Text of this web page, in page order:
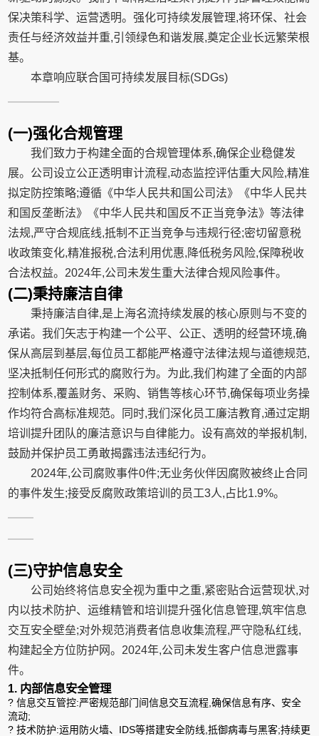
保决策科学、运营透明。强化可持续发展管理,将环保、社会
责任与经济效益并重,引领绿色和谐发展,奠定企业长远繁荣根
基。
本章响应联合国可持续发展目标(SDGs)
(一)强化合规管理
我们致力于构建全面的合规管理体系,确保企业稳健发
展。公司设立公正透明审计流程,动态监控评估重大风险,精准
拟定防控策略;遵循《中华人民共和国公司法》《中华人民共
和国反垄断法》《中华人民共和国反不正当竞争法》等法律
法规,严守合规底线,抵制不正当竞争与违规行径;密切留意税
收政策变化,精准报税,合法利用优惠,降低税务风险,保障税收
合法权益。2024年,公司未发生重大法律合规风险事件。
(二)秉持廉洁自律
秉持廉洁自律,是上海名流持续发展的核心原则与不变的
承诺。我们矢志于构建一个公平、公正、透明的经营环境,确
保从高层到基层,每位员工都能严格遵守法律法规与道德规范,
坚决抵制任何形式的腐败行为。为此,我们构建了全面的内部
控制体系,覆盖财务、采购、销售等核心环节,确保每项业务操
作均符合高标准规范。同时,我们深化员工廉洁教育,通过定期
培训提升团队的廉洁意识与自律能力。设有高效的举报机制,
鼓励并保护员工勇敢揭露违法违纪行为。
2024年,公司腐败事件0件;无业务伙伴因腐败被终止合同
的事件发生;接受反腐败政策培训的员工3人,占比1.9%。
(三)守护信息安全
公司始终将信息安全视为重中之重,紧密贴合运营现状,对
内以技术防护、运维精管和培训提升强化信息管理,筑牢信息
交互安全壁垒;对外规范消费者信息收集流程,严守隐私红线,
构建起全方位防护网。2024年,公司未发生客户信息泄露事
件。
1. 内部信息安全管理
? 信息交互管控:严密规范部门间信息交互流程,确保信息有序、安全
流动;
? 技术防护:运用防火墙、IDS等搭建安全防线,抵御病毒与黑客;持续更